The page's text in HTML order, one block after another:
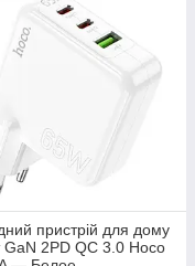
пристрій для дому
GaN 2PD QC 3.0 Hoco